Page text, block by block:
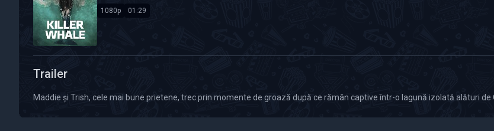
1080p
Calitate Video: HD 1080p
01:29
Durată: 01:29
Trailer
Maddie și Trish, cele mai bune prietene, trec prin momente de groază după ce rămân captive într-o lagună izolată alături de